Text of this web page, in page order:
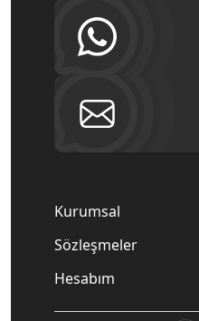
Kurumsal
Sözleşmeler
Hesabım